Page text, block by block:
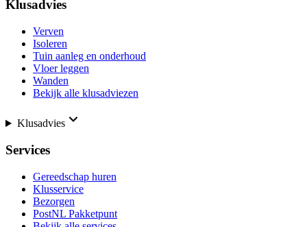
Klusadvies
Verven
Isoleren
Tuin aanleg en onderhoud
Vloer leggen
Wanden
Bekijk alle klusadviezen
Klusadvies
Services
Gereedschap huren
Klusservice
Bezorgen
PostNL Pakketpunt